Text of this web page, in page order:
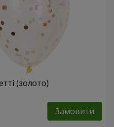
(золото)
Замовити